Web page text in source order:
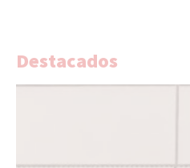
Destacados